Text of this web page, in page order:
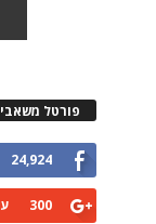
פורטל
24,924
300